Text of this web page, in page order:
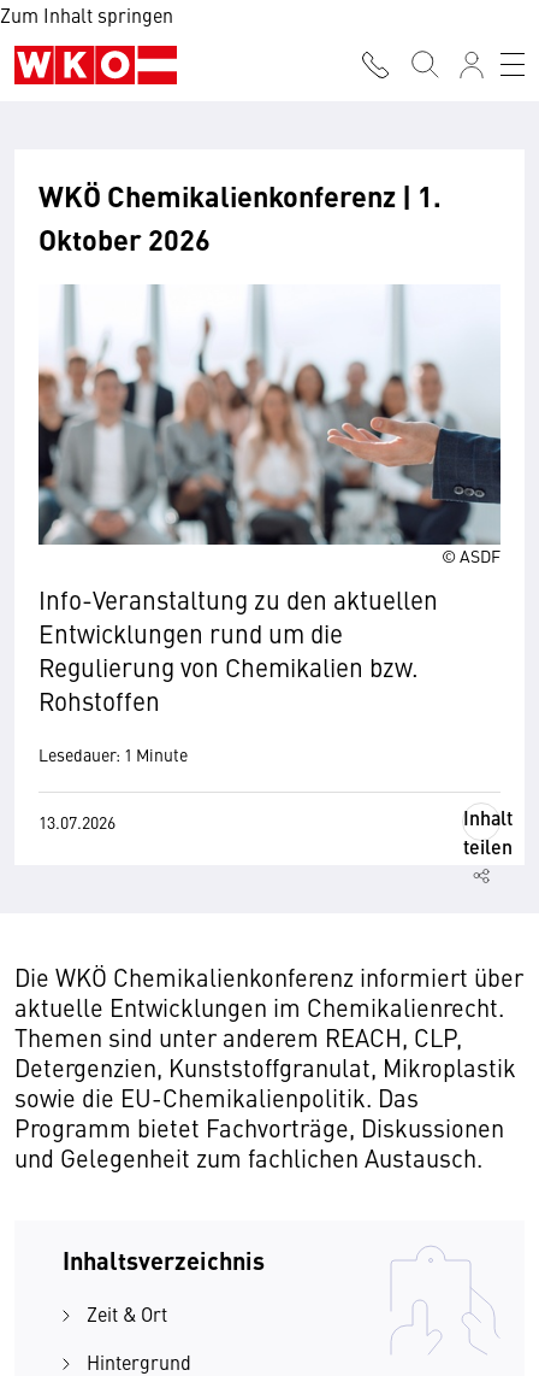
Zum Inhalt springen
© ASDF
WKÖ Chemikalienkonferenz | 1.
Oktober 2026
Info-Veranstaltung zu den aktuellen
Entwicklungen rund um die
Regulierung von Chemikalien bzw.
Rohstoffen
Lesedauer: 1 Minute
13.07.2026
Inhalt
teilen
Die WKÖ Chemikalienkonferenz informiert über
aktuelle Entwicklungen im Chemikalienrecht.
Themen sind unter anderem REACH, CLP,
Detergenzien, Kunststoffgranulat, Mikroplastik
sowie die EU-Chemikalienpolitik. Das
Programm bietet Fachvorträge, Diskussionen
und Gelegenheit zum fachlichen Austausch.
Inhaltsverzeichnis
Zeit & Ort
Hintergrund